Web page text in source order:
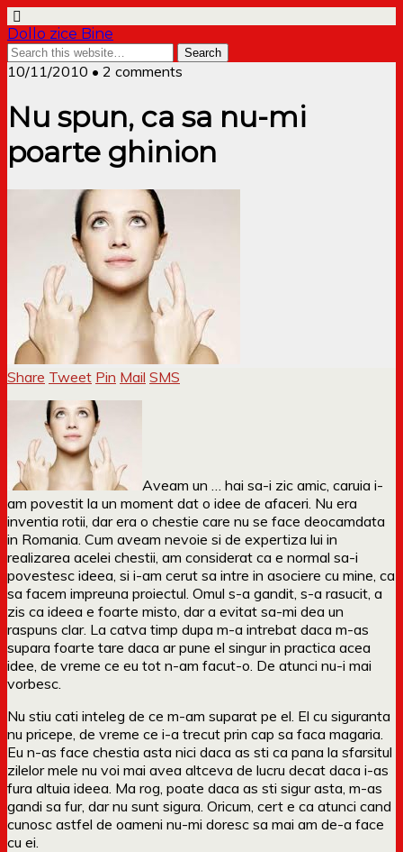
Dollo zice Bine
10/11/2010 • 2 comments
Nu spun, ca sa nu-mi
poarte ghinion
Share Tweet Pin Mail SMS
Aveam un … hai sa-i zic amic, caruia i-
am povestit la un moment dat o idee de afaceri. Nu era
inventia rotii, dar era o chestie care nu se face deocamdata
in Romania. Cum aveam nevoie si de expertiza lui in
realizarea acelei chestii, am considerat ca e normal sa-i
povestesc ideea, si i-am cerut sa intre in asociere cu mine, ca
sa facem impreuna proiectul. Omul s-a gandit, s-a rasucit, a
zis ca ideea e foarte misto, dar a evitat sa-mi dea un
raspuns clar. La catva timp dupa m-a intrebat daca m-as
supara foarte tare daca ar pune el singur in practica acea
idee, de vreme ce eu tot n-am facut-o. De atunci nu-i mai
vorbesc.
Nu stiu cati inteleg de ce m-am suparat pe el. El cu siguranta
nu pricepe, de vreme ce i-a trecut prin cap sa faca magaria.
Eu n-as face chestia asta nici daca as sti ca pana la sfarsitul
zilelor mele nu voi mai avea altceva de lucru decat daca i-as
fura altuia ideea. Ma rog, poate daca as sti sigur asta, m-as
gandi sa fur, dar nu sunt sigura. Oricum, cert e ca atunci cand
cunosc astfel de oameni nu-mi doresc sa mai am de-a face
cu ei.